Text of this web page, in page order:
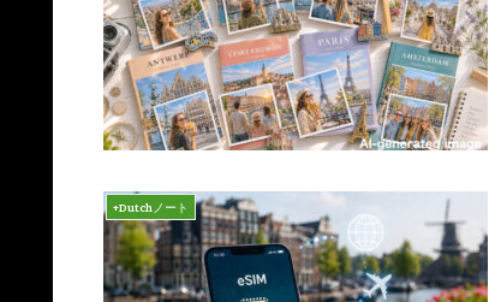
+Dutchノート